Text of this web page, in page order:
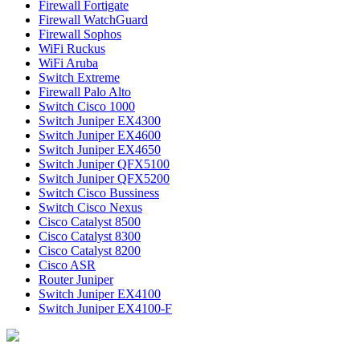
Firewall Fortigate
Firewall WatchGuard
Firewall Sophos
WiFi Ruckus
WiFi Aruba
Switch Extreme
Firewall Palo Alto
Switch Cisco 1000
Switch Juniper EX4300
Switch Juniper EX4600
Switch Juniper EX4650
Switch Juniper QFX5100
Switch Juniper QFX5200
Switch Cisco Bussiness
Switch Cisco Nexus
Cisco Catalyst 8500
Cisco Catalyst 8300
Cisco Catalyst 8200
Cisco ASR
Router Juniper
Switch Juniper EX4100
Switch Juniper EX4100-F